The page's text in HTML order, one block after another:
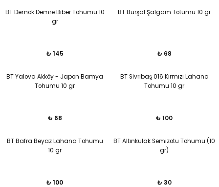
BT Demok Demre Biber Tohumu 10
gr
₺ 145
BT Burşal Şalgam Totumu 10 gr
₺ 68
BT Yalova Akköy - Japon Bamya
Tohumu 10 gr
₺ 68
BT Sivribaş 016 Kırmızı Lahana
Tohumu 10 gr
₺ 100
BT Bafra Beyaz Lahana Tohumu
10 gr
₺ 100
BT Altınkulak Semizotu Tohumu (10
gr)
₺ 30